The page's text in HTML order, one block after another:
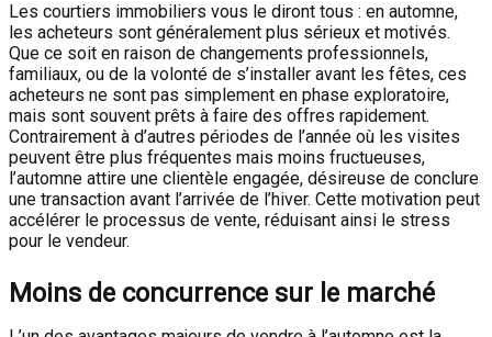
Les courtiers immobiliers vous le diront tous : en automne,
les acheteurs sont généralement plus sérieux et motivés.
Que ce soit en raison de changements professionnels,
familiaux, ou de la volonté de s’installer avant les fêtes, ces
acheteurs ne sont pas simplement en phase exploratoire,
mais sont souvent prêts à faire des offres rapidement.
Contrairement à d’autres périodes de l’année où les visites
peuvent être plus fréquentes mais moins fructueuses,
l’automne attire une clientèle engagée, désireuse de conclure
une transaction avant l’arrivée de l’hiver. Cette motivation peut
accélérer le processus de vente, réduisant ainsi le stress
pour le vendeur.
Moins de concurrence sur le marché